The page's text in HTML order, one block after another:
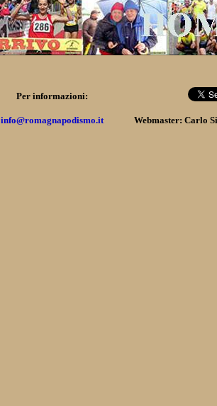
Per informazioni:
info@romagnapodismo.it Webmaster: Carlo